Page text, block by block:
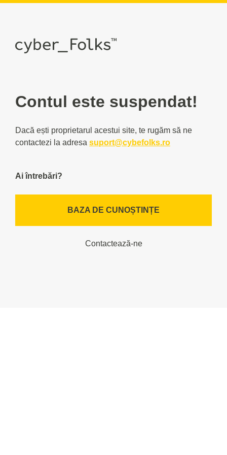
Contul este suspendat!
Dacă ești proprietarul acestui site, te rugăm să ne
contactezi la adresa suport@cybefolks.ro
Ai întrebări?
BAZA DE CUNOȘTINȚE
Contactează-ne